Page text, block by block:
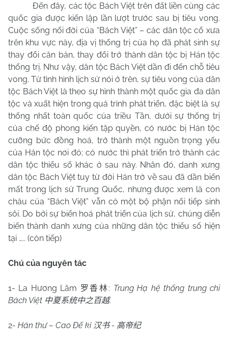
Đến đây, các tộc Bách Việt trên đất liền cùng các
quốc gia được kiến lập lần lượt trước sau bị tiêu vong.
Cuộc sống nối đời của “Bách Việt” – các dân tộc cổ xưa
trên khu vực này, địa vị thống trị của họ đã phát sinh sự
thay đổi căn bản, thay đổi trở thành dân tộc bị Hán tộc
thống trị. Như vậy, dân tộc Bách Việt dần đi đến chỗ tiêu
vong. Từ tình hình lịch sử nói ở trên, sự tiêu vong của dân
tộc Bách Việt là theo sự hình thành một quốc gia đa dân
tộc và xuất hiện trong quá trình phát triển, đặc biệt là sự
thống nhất toàn quốc của triều Tần, dưới sự thống trị
của chế độ phong kiến tập quyền, có nước bị Hán tộc
cưỡng bức đồng hoá, trở thành một nguồn trọng yếu
của Hán tộc nơi đó; có nước thì phát triển trở thành các
dân tộc thiểu số khác ở sau này. Nhân đó, danh xưng
dân tộc Bách Việt tuy từ đời Hán trở về sau đã dần biến
mất trong lịch sử Trung Quốc, nhưng được xem là con
cháu của “Bách Việt” vẫn có một bộ phận nối tiếp sinh
sôi. Do bởi sự biến hoá phát triển của lịch sử, chúng diễn
biến thành danh xưng của những dân tộc thiểu số hiện
tại ….. (còn tiếp)
Chú của nguyên tác
1- La Hương Lâm 罗香林: Trung Hạ hệ thống trung chi
Bách Việt 中夏系统中之百越.
2- Hán thư – Cao Đế kỉ 汉书- 高帝纪